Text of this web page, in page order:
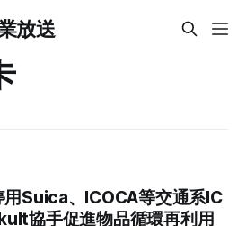
放送
Suica、ICOCA等交通系IC
協手促進物品循環再利用